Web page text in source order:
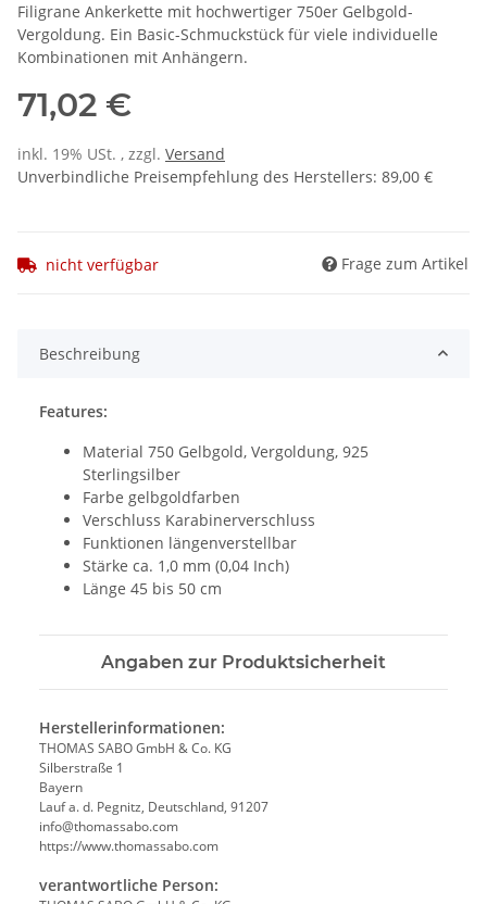
Filigrane Ankerkette mit hochwertiger 750er Gelbgold-
Vergoldung. Ein Basic-Schmuckstück für viele individuelle
Kombinationen mit Anhängern.
71,02 €
inkl. 19% USt. , zzgl. Versand
Unverbindliche Preisempfehlung des Herstellers: 89,00 €
nicht verfügbar Frage zum Artikel
Beschreibung
Features:
Material 750 Gelbgold, Vergoldung, 925
Sterlingsilber
Farbe gelbgoldfarben
Verschluss Karabinerverschluss
Funktionen längenverstellbar
Stärke ca. 1,0 mm (0,04 Inch)
Länge 45 bis 50 cm
Angaben zur Produktsicherheit
Herstellerinformationen:
THOMAS SABO GmbH & Co. KG
Silberstraße 1
Bayern
Lauf a. d. Pegnitz, Deutschland, 91207
info@thomassabo.com
https://www.thomassabo.com
verantwortliche Person: